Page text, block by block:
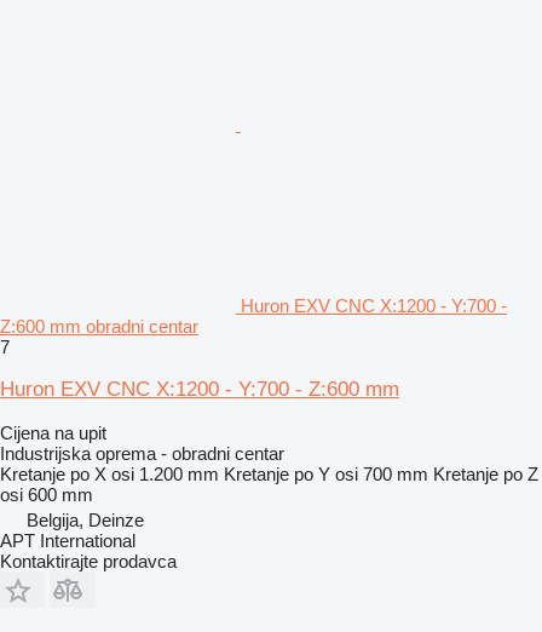
Huron EXV CNC X:1200 - Y:700 -
Z:600 mm obradni centar
7
Huron EXV CNC X:1200 - Y:700 - Z:600 mm
Cijena na upit
Industrijska oprema - obradni centar
Kretanje po X osi 1.200 mm Kretanje po Y osi 700 mm Kretanje po Z
osi 600 mm
Belgija, Deinze
APT International
Kontaktirajte prodavca